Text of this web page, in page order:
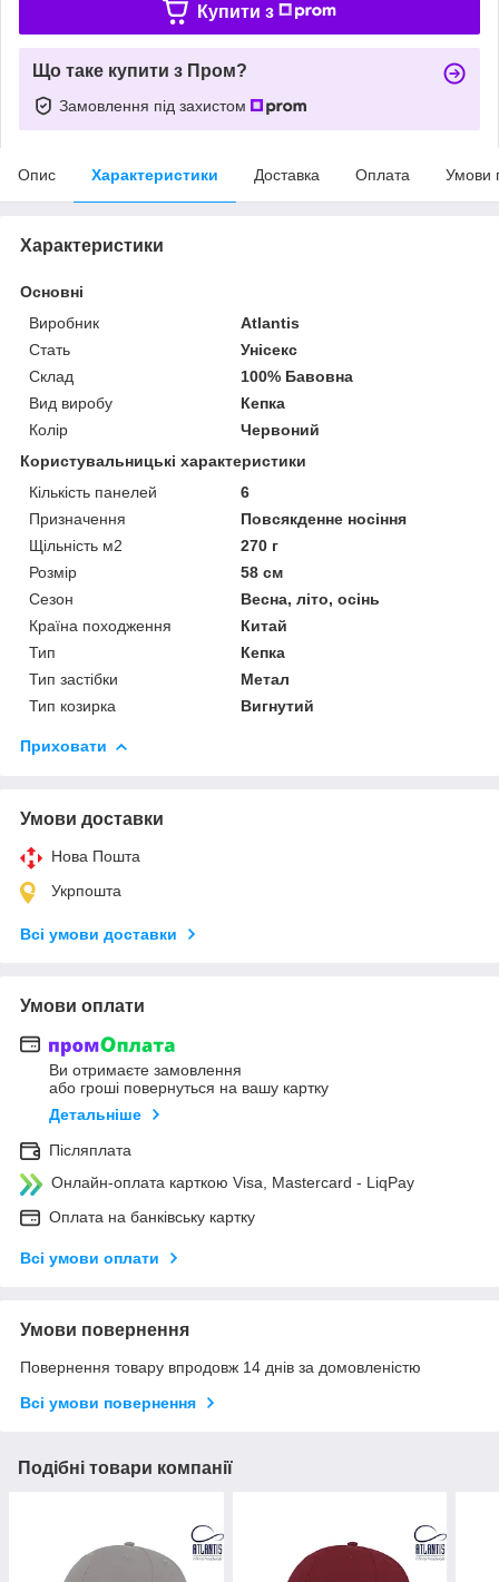
Купити з
Що таке купити з Пром?
Замовлення під захистом
Опис Характеристики Доставка Оплата Умови
Характеристики
Основні
Виробник
Atlantis
Стать
Унісекс
Склад
100% Бавовна
Вид виробу
Кепка
Колір
Червоний
Користувальницькі характеристики
Кількість панелей
6
Призначення
Повсякденне носіння
Щільність м2
270 г
Розмір
58 см
Сезон
Весна, літо, осінь
Країна походження
Китай
Тип
Кепка
Тип застібки
Метал
Тип козирка
Вигнутий
Приховати
Умови доставки
Нова Пошта
Укрпошта
Всі умови доставки
Умови оплати
Ви отримаєте замовлення
або гроші повернуться на вашу картку
Детальніше
Післяплата
Онлайн-оплата карткою Visa, Mastercard - LiqPay
Оплата на банківську картку
Всі умови оплати
Умови повернення
Повернення товару впродовж 14 днів за домовленістю
Всі умови повернення
Подібні товари компанії